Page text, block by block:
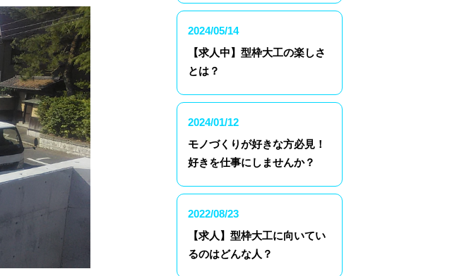
2024/05/14
【求人中】型枠大工の楽しさ
とは？
2024/01/12
モノづくりが好きな方必見！
好きを仕事にしませんか？
2022/08/23
【求人】型枠大工に向いてい
るのはどんな人？